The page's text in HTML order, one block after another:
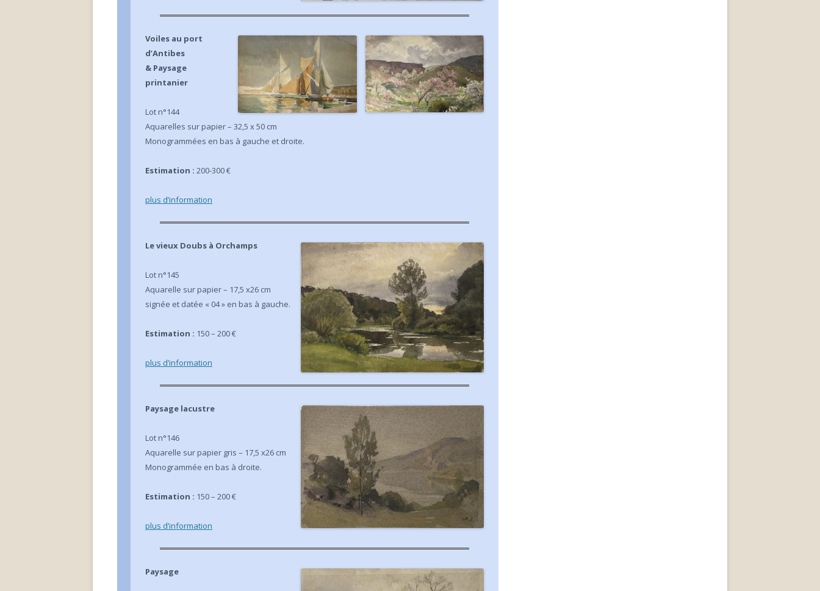
Voiles au port
d’Antibes
& Paysage
printanier
Lot n°144
Aquarelles sur papier – 32,5 x 50 cm
Monogrammées en bas à gauche et droite.
Estimation : 200-300 €
plus d’information
Le vieux Doubs à Orchamps
Lot n°145
Aquarelle sur papier – 17,5 x26 cm
signée et datée « 04 » en bas à gauche.
Estimation : 150 – 200 €
plus d’information
Paysage lacustre
Lot n°146
Aquarelle sur papier gris – 17,5 x26 cm
Monogrammée en bas à droite.
Estimation : 150 – 200 €
plus d’information
Paysage